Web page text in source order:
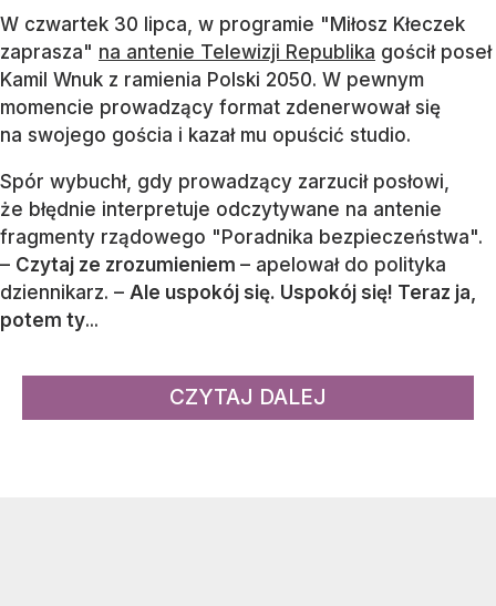
W czwartek 30 lipca, w programie "Miłosz Kłeczek
zaprasza" na antenie Telewizji Republika gościł poseł
Kamil Wnuk z ramienia Polski 2050. W pewnym
momencie prowadzący format zdenerwował się
na swojego gościa i kazał mu opuścić studio.
Spór wybuchł, gdy prowadzący zarzucił posłowi,
że błędnie interpretuje odczytywane na antenie
fragmenty rządowego "Poradnika bezpieczeństwa".
– Czytaj ze zrozumieniem – apelował do polityka
dziennikarz. – Ale uspokój się. Uspokój się! Teraz ja,
potem ty...
CZYTAJ DALEJ